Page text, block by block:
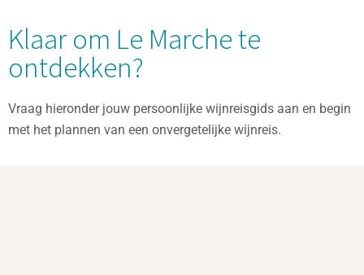
Klaar om Le Marche te
ontdekken?
Vraag hieronder jouw persoonlijke wijnreisgids aan en begin
met het plannen van een onvergetelijke wijnreis.